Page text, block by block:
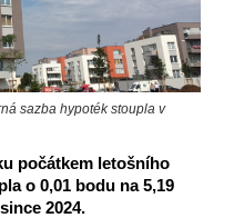
sazba hypoték stoupla v
počátkem letošního
o 0,01 bodu na 5,19
2024.